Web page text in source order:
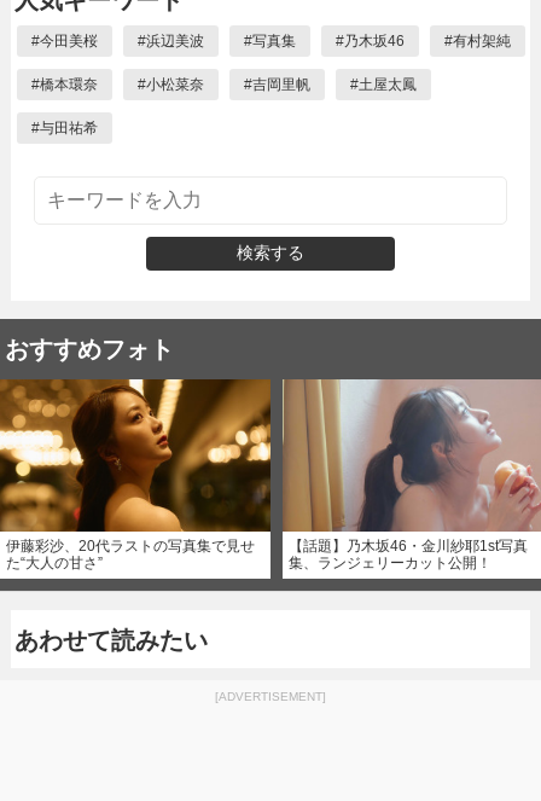
#今田美桜 #浜辺美波 #写真集 #乃木坂46 #有村架純
#橋本環奈 #小松菜奈 #吉岡里帆 #土屋太鳳
#与田祐希
検索する
おすすめフォト
伊藤彩沙、20代ラストの写真集で見せ
た“大人の甘さ”
【話題】乃木坂46・金川紗耶1st写真
集、ランジェリーカット公開！
あわせて読みたい
[ADVERTISEMENT]